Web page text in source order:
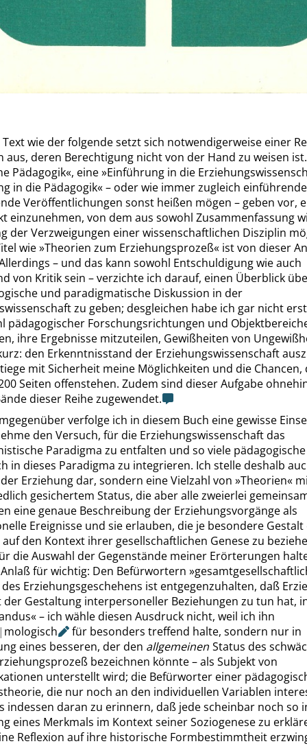
Text wie der folgende setzt sich notwendigerweise einer
aus, deren Berechtigung nicht von der Hand zu weisen
Pädagogik«, eine»Einführung in die
in die Pädagogik«– oder wie immer zugleich
Veröffentlichungen sonst heißen mögen – geben vor,
einzunehmen, von dem aus sowohl Zusammenfassung
der Verzweigungen einer wissenschaftlichen Disziplin
wie»Theorien zum Erziehungsprozeß«ist von dieser
– und das kann sowohl Entschuldigung wie auch
von Kritik sein – verzichte ich darauf, einen Überblick
und paradigmatische Diskussion in der
zu geben; desgleichen habe ich gar nicht
pädagogischer Forschungsrichtungen und
ihre Ergebnisse mitzuteilen, Gewißheiten von
den Erkenntnisstand der Erziehungswissenschaft
mit Sicherheit meine Möglichkeiten und die Chancen,
Seiten offenstehen. Zudem sind dieser Aufgabe
dieser Reihe zugewendet.
verfolge ich in diesem Buch eine gewisse
den Versuch, für die Erziehungswissenschaft das
Paradigma zu entfalten und so viele
in dieses Paradigma zu integrieren. Ich stelle deshalb
Erziehung dar, sondern eine Vielzahl von »Theorien«
gesichertem Status, die aber alle zweierlei
eine genaue Beschreibung der Erziehungsvorgänge als
Ereignisse und sie erlauben, die je besondere Gestalt
den Kontext ihrer gesellschaftlichen Genese zu
die Auswahl der Gegenstände meiner Erörterungen
für wichtig: Den Befürwortern »
Erziehungsgeschehens ist entgegenzuhalten, daß
Gestaltung interpersoneller Beziehungen zu tun hat,
«– ich wähle diesen Ausdruck nicht, weil ich ihn
mologisch
für besonders treffend halte, sondern nur in
eines besseren, der den allgemeinen Status des
bezeichnen könnte – als Subjekt von
unterstellt wird; die Befürworter einer
die nur noch an den individuellen Variablen
indessen daran zu erinnern, daß jede scheinbar noch so
eines Merkmals im Kontext seiner Soziogenese zu
Reflexion auf ihre historische Formbestimmtheit